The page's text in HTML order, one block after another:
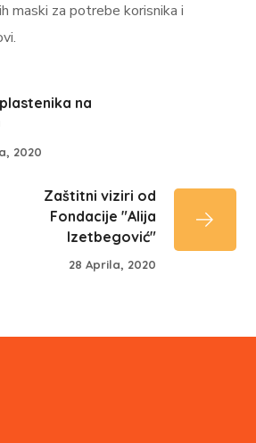
maski za potrebe korisnika i
na
2020
Zaštitni viziri od
Fondacije "Alija
Izetbegović"
28 Aprila, 2020